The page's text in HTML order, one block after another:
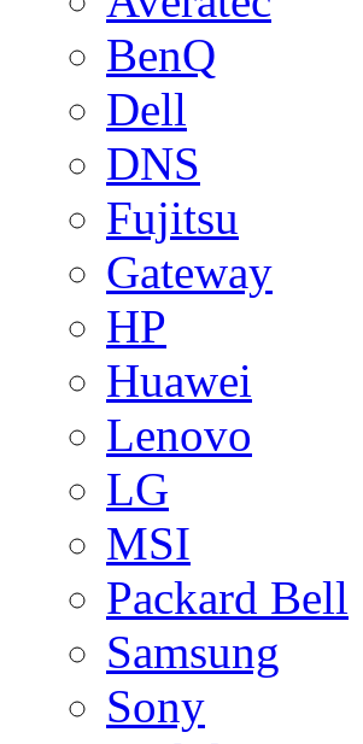
BenQ
Dell
DNS
Fujitsu
Gateway
HP
Huawei
Lenovo
LG
MSI
Packard Bell
Samsung
Sony